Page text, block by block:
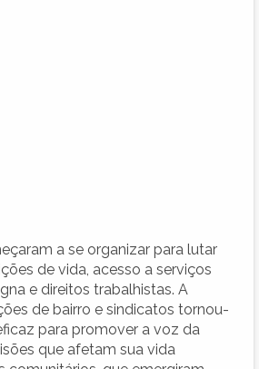
a se organizar para lutar
de vida, acesso a serviços
e direitos trabalhistas. A
de bairro e sindicatos tornou-
para promover a voz da
que afetam sua vida